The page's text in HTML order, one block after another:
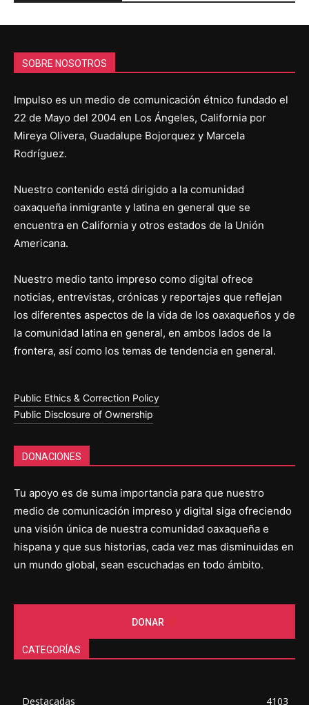
SOBRE NOSOTROS
Impulso es un medio de comunicación étnico fundado el
22 de Mayo del 2004 en Los Ángeles, California por
Mireya Olivera, Guadalupe Bojorquez y Marcela
Rodríguez.
Nuestro contenido está dirigido a la comunidad
oaxaqueña inmigrante y latina en general que se
encuentra en California y otros estados de la Unión
Americana.
Nuestro medio tanto impreso como digital ofrece
noticias, entrevistas, crónicas y reportajes que reflejan
los diferentes aspectos de la vida de los oaxaqueños y de
la comunidad latina en general, en ambos lados de la
frontera, así como los temas de tendencia en general.
Public Ethics & Correction Policy
Public Disclosure of Ownership
DONACIONES
Tu apoyo es de suma importancia para que nuestro
medio de comunicación impreso y digital siga ofreciendo
una visión única de nuestra comunidad oaxaqueña e
hispana y que sus historias, cada vez mas disminuidas en
un mundo global, sean escuchadas en todo ámbito.
DONAR
CATEGORÍAS
Destacadas
4103